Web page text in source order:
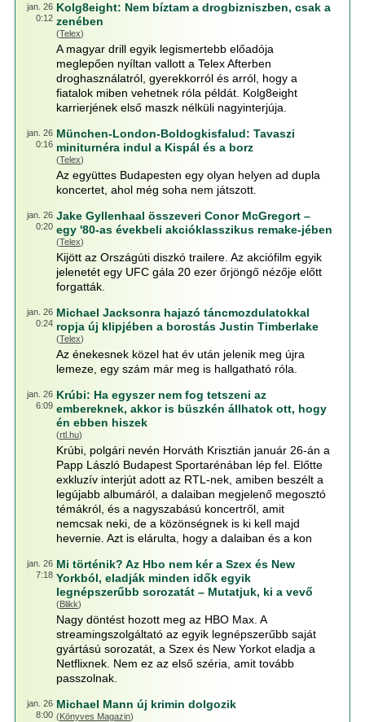
jan. 26
0:12
Kolg8eight: Nem bíztam a drogbizniszben, csak a
zenében
(Telex)
A magyar drill egyik legismertebb előadója
meglepően nyíltan vallott a Telex Afterben
droghasználatról, gyerekkorról és arról, hogy a
fiatalok miben vehetnek róla példát. Kolg8eight
karrierjének első maszk nélküli nagyinterjúja.
jan. 26
0:16
München-London-Boldogkisfalud: Tavaszi
miniturnéra indul a Kispál és a borz
(Telex)
Az együttes Budapesten egy olyan helyen ad dupla
koncertet, ahol még soha nem játszott.
jan. 26
0:20
Jake Gyllenhaal összeveri Conor McGregort –
egy '80-as évekbeli akcióklasszikus remake-jében
(Telex)
Kijött az Országúti diszkó trailere. Az akciófilm egyik
jelenetét egy UFC gála 20 ezer őrjöngő nézője előtt
forgatták.
jan. 26
0:24
Michael Jacksonra hajazó táncmozdulatokkal
ropja új klipjében a borostás Justin Timberlake
(Telex)
Az énekesnek közel hat év után jelenik meg újra
lemeze, egy szám már meg is hallgatható róla.
jan. 26
6:09
Krúbi: Ha egyszer nem fog tetszeni az
embereknek, akkor is büszkén állhatok ott, hogy
én ebben hiszek
(rtl.hu)
Krúbi, polgári nevén Horváth Krisztián január 26-án a
Papp László Budapest Sportarénában lép fel. Előtte
exkluzív interjút adott az RTL-nek, amiben beszélt a
legújabb albumáról, a dalaiban megjelenő megosztó
témákról, és a nagyszabású koncertről, amit
nemcsak neki, de a közönségnek is ki kell majd
hevernie. Azt is elárulta, hogy a dalaiban és a kon
jan. 26
7:18
Mi történik? Az Hbo nem kér a Szex és New
Yorkból, eladják minden idők egyik
legnépszerűbb sorozatát – Mutatjuk, ki a vevő
(Blikk)
Nagy döntést hozott meg az HBO Max. A
streamingszolgáltató az egyik legnépszerűbb saját
gyártású sorozatát, a Szex és New Yorkot eladja a
Netflixnek. Nem ez az első széria, amit tovább
passzolnak.
jan. 26
8:00
Michael Mann új krimin dolgozik
(Könyves Magazin)